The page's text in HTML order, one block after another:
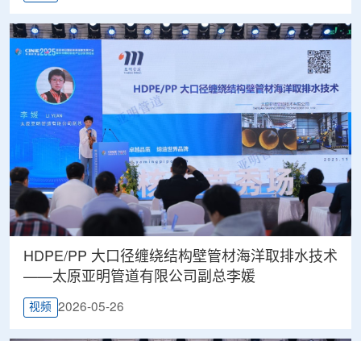
HDPE/PP 大口径缠绕结构壁管材海洋取排水技术
——太原亚明管道有限公司副总李媛
视频 2026-05-26